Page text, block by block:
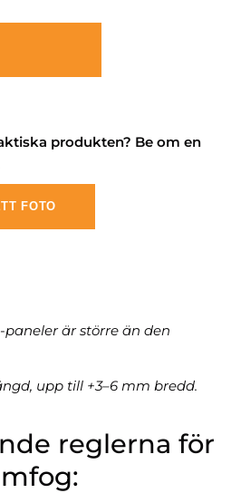
produkten? Be om en
FOTO
paneler är större än den
upp till +3–6 mm bredd.
reglerna för